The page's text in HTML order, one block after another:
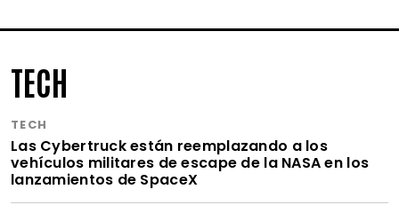
TECH
TECH
Las Cybertruck están reemplazando a los
vehículos militares de escape de la NASA en los
lanzamientos de SpaceX